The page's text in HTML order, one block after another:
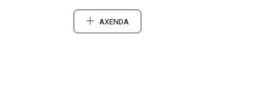
AXENDA